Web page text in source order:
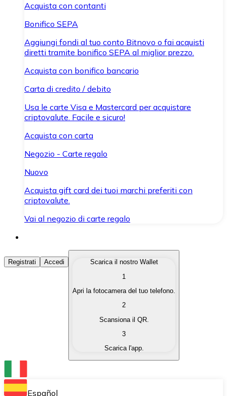
Acquista con contanti
Bonifico SEPA
Aggiungi fondi al tuo conto Bitnovo o fai acquisti
diretti tramite bonifico SEPA al miglior prezzo.
Acquista con bonifico bancario
Carta di credito / debito
Usa le carte Visa e Mastercard per acquistare
criptovalute. Facile e sicuro!
Acquista con carta
Negozio - Carte regalo
Nuovo
Acquista gift card dei tuoi marchi preferiti con
criptovalute.
Vai al negozio di carte regalo
Acquista Criptovalute
Acquista le criptovalute che ti interessano in modo
Converti le tue criptovalute in valuta fiat quando ne
Scambia una criptovaluta con un'altra
Conserva le tue cripto in un Wallet self-custodial.
Registrati Accedi
Scarica il nostro Wallet
1
Apri la fotocamera del tuo telefono.
2
Scansiona il QR.
3
Scarica l'app.
Español